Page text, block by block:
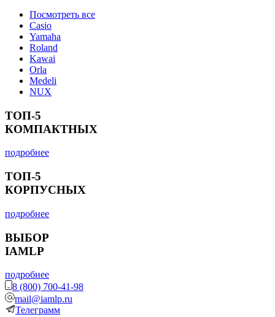
Посмотреть все
Casio
Yamaha
Roland
Kawai
Orla
Medeli
NUX
ТОП-5
КОМПАКТНЫХ
подробнее
ТОП-5
КОРПУСНЫХ
подробнее
ВЫБОР
IAMLP
подробнее
8 (800) 700-41-98
mail@iamlp.ru
Телеграмм